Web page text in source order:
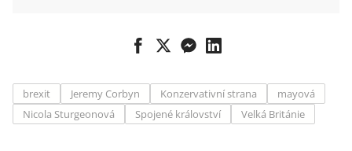
brexit Jeremy Corbyn Konzervativní strana
mayová
Nicola Sturgeonová
Spojené království Velká Británie